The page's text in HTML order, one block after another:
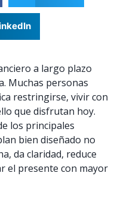
a largo plazo
Muchas personas
restringirse, vivir con
que disfrutan hoy.
los principales
bien diseñado no
da claridad, reduce
el presente con mayor